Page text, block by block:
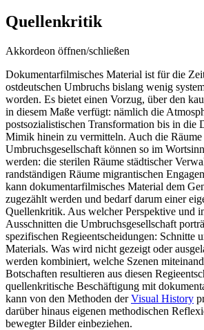
Quellenkritik
Akkordeon öffnen/schließen
Dokumentarfilmisches Material ist für die
ostdeutschen Umbruchs bislang wenig
worden. Es bietet einen Vorzug, über den
in diesem Maße verfügt: nämlich die
postsozialistischen Transformation bis in die
Mimik hinein zu vermitteln. Auch die Räume
Umbruchsgesellschaft können so im
werden: die sterilen Räume städtischer
randständigen Räume migrantischen
kann dokumentarfilmisches Material dem
zugezählt werden und bedarf darum einer
Quellenkritik. Aus welcher Perspektive und
Ausschnitten die Umbruchsgesellschaft
spezifischen Regieentscheidungen: Schnitte
Materials. Was wird nicht gezeigt oder
werden kombiniert, welche Szenen
Botschaften resultieren aus diesen
quellenkritische Beschäftigung mit
kann von den Methoden derVisual History
darüber hinaus eigenen methodischen
bewegter Bilder einbeziehen.